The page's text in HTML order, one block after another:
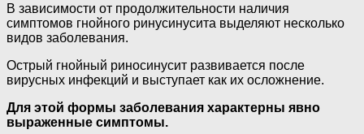
В зависимости от продолжительности наличия
симптомов гнойного ринусинусита выделяют несколько
видов заболевания.
Острый гнойный риносинусит развивается после
вирусных инфекций и выступает как их осложнение.
Для этой формы заболевания характерны явно
выраженные симптомы.